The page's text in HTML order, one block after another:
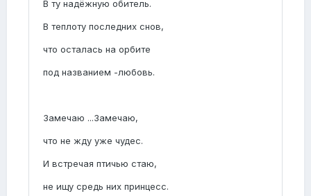
В ту надёжную обитель.
В теплоту последних снов,
что осталась на орбите
под названием -любовь.
Замечаю ...Замечаю,
что не жду уже чудес.
И встречая птичью стаю,
не ищу средь них принцесс.